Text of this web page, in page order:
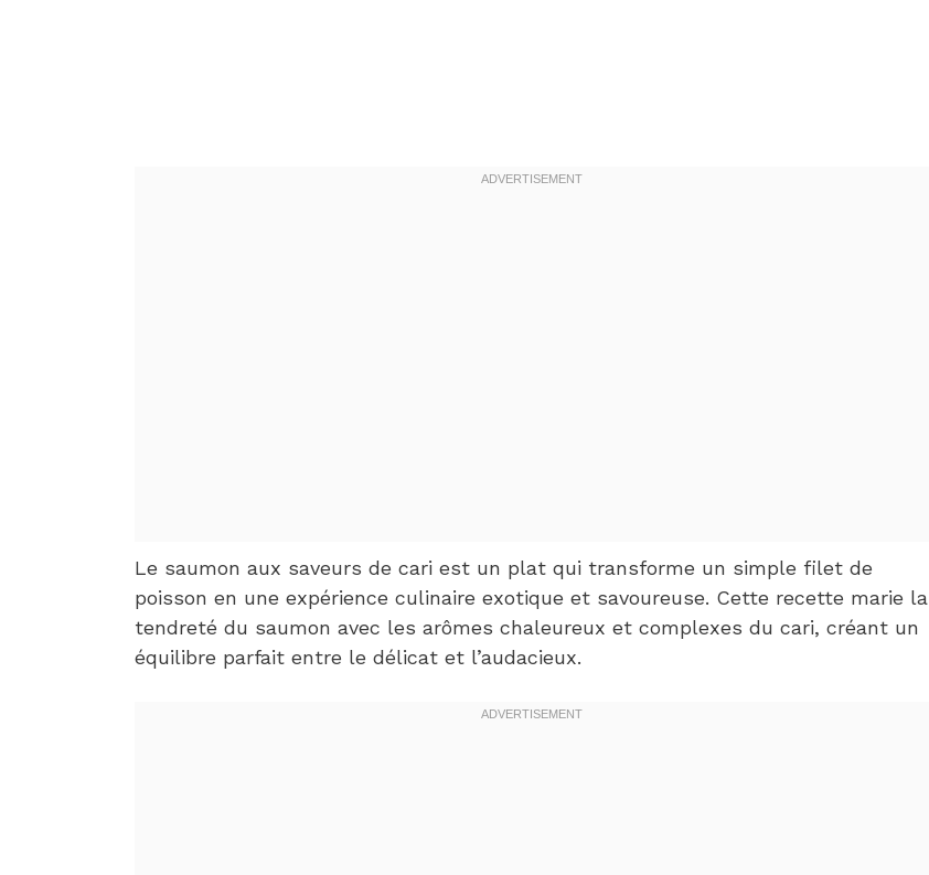
Le saumon aux saveurs de cari est un plat qui transforme un simple filet de
poisson en une expérience culinaire exotique et savoureuse. Cette recette marie la
tendreté du saumon avec les arômes chaleureux et complexes du cari, créant un
équilibre parfait entre le délicat et l’audacieux.